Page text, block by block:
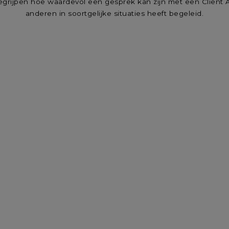
hoe waardevol een gesprek kan zijn met een Client
anderen in soortgelijke situaties heeft begeleid.